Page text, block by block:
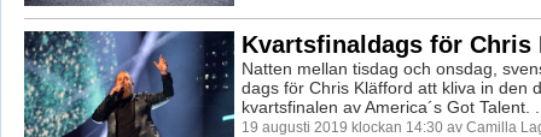
Kvartsfinaldags för Chris
Natten mellan tisdag och onsdag,
dags för Chris Kläfford att kliva in den
kvartsfinalen av America´s Got Talent.
19 augusti 2019 klockan 14:30 av Camilla